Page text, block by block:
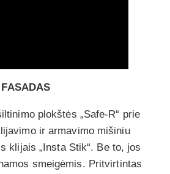
plokštės „Safe-R“ prie
ir armavimo mišiniu
klijais „Insta Stik“. Be to, jos
smeigėmis. Pritvirtintas